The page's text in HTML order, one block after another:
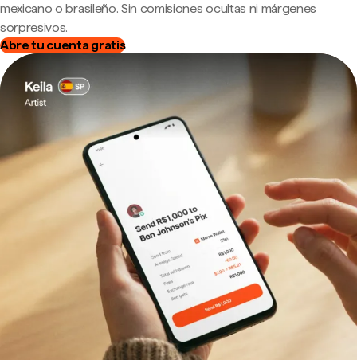
mexicano o brasileño. Sin comisiones ocultas ni márgenes
sorpresivos.
Abre tu cuenta gratis